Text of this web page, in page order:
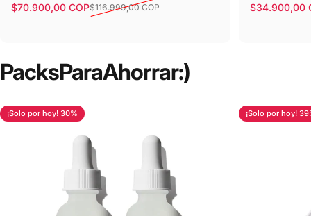
Precio de oferta
$70.900,00 COP
Precio habitual $116.999,00 COP
Precio de
$34.900,00
Precio
PacksParaAhorrar:)
¡Solo por hoy! 30% ¡Solo por hoy!